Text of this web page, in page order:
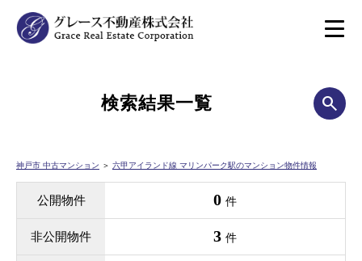
検索結果一覧
神戸市 中古マンション ＞ 六甲アイランド線 マリンパーク駅のマンション物件情報
公開物件 0 件
非公開物件 3 件